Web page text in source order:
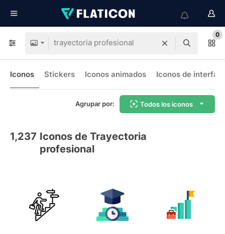
0
Iconos Stickers Iconos animados Iconos de interfaz
Agrupar por: Todos los iconos
1,237 Iconos de Trayectoria
profesional